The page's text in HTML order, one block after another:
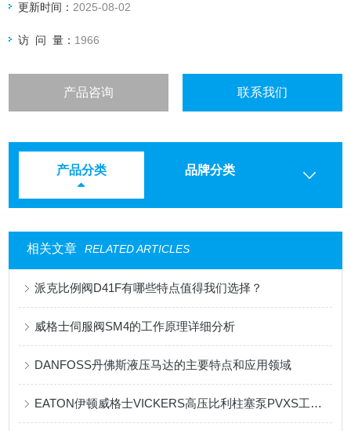
更新时间： 2025-08-02
访 问 量： 1966
产品咨询 联系我们
产品分类 品牌分类
相关文章 RELATED ARTICLES
派克比例阀D41F有哪些特点值得我们选择？
威格士伺服阀SM4的工作原理详细分析
DANFOSS丹佛斯液压马达的主要特点和应用领域
EATON伊顿威格士VICKERS高压比利柱塞泵PVXS工作原理